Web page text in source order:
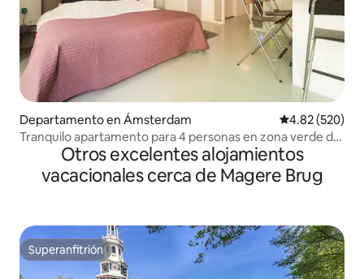
Departamento en Ámsterdam Calificación
4.82 (520)
Tranquilo apartamento para 4 personas en zona verde del
parque del centro
Otros excelentes alojamientos
vacacionales cerca de Magere Brug
Superanfitrión
Superanfitrión